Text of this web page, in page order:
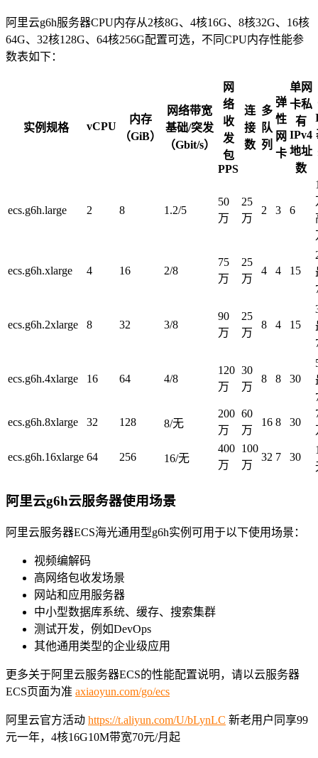
阿里云g6h服务器CPU内存从2核8G、4核16G、8核32G、16核
64G、32核128G、64核256G配置可选，不同CPU内存性能参
数表如下：
实例规格 vCPU
内存
（GiB）
网络带宽
基础/突发
（Gbit/s）
网
络
收
发
包
PPS
连
接
数
多
队
列
弹
性
网
卡
单网
卡私
有
IPv4
地址
数
ecs.g6h.large 2 8 1.2/5
50
万
25
万
2 3 6
ecs.g6h.xlarge 4 16 2/8
75
万
25
万
4 4 15
ecs.g6h.2xlarge 8 32 3/8
90
万
25
万
8 4 15
ecs.g6h.4xlarge 16 64 4/8
120
万
30
万
8 8 30
ecs.g6h.8xlarge 32 128 8/无
200
万
60
万
16 8 30
ecs.g6h.16xlarge 64 256 16/无
400
万
100
万
32 7 30
阿里云g6h云服务器使用场景
阿里云服务器ECS海光通用型g6h实例可用于以下使用场景：
视频编解码
高网络包收发场景
网站和应用服务器
中小型数据库系统、缓存、搜索集群
测试开发，例如DevOps
其他通用类型的企业级应用
更多关于阿里云服务器ECS的性能配置说明，请以云服务器
ECS页面为准 axiaoyun.com/go/ecs
阿里云官方活动 https://t.aliyun.com/U/bLynLC 新老用户同享99
元一年，4核16G10M带宽70元/月起